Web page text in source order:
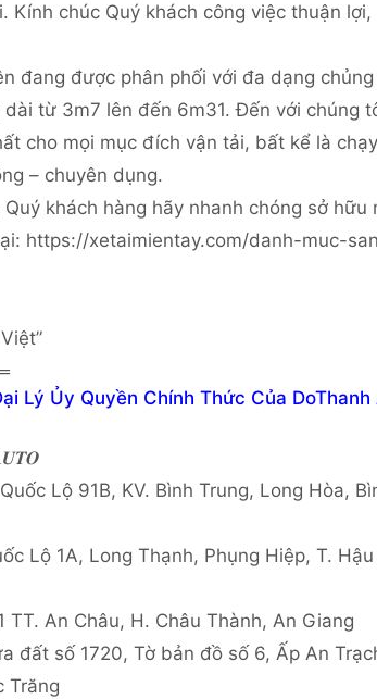
Kính chúc Quý khách công việc thuận
đang được phân phối với đa dạng
từ 3m7 lên đến 6m31. Đến với chúng
cho mọi mục đích vận tải, bất kể là
– chuyên dụng.
khách hàng hãy nhanh chóng sở hữu
https://xetaimientay.com/danh-muc-
Lý Ủy Quyền Chính Thức Của DoThanh
Lộ 91B, KV. Bình Trung, Long Hòa,
Lộ 1A, Long Thạnh, Phụng Hiệp, T.
An Châu, H. Châu Thành, An Giang
đất số 1720, Tờ bản đồ số 6, Ấp An
Trăng